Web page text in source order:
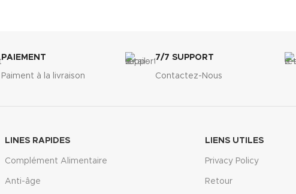
PAIEMENT
Paiment à la livraison
7/7 SUPPORT
Contactez-Nous
LINES RAPIDES
Complément Alimentaire
Anti-âge
LIENS UTILES
Privacy Policy
Retour